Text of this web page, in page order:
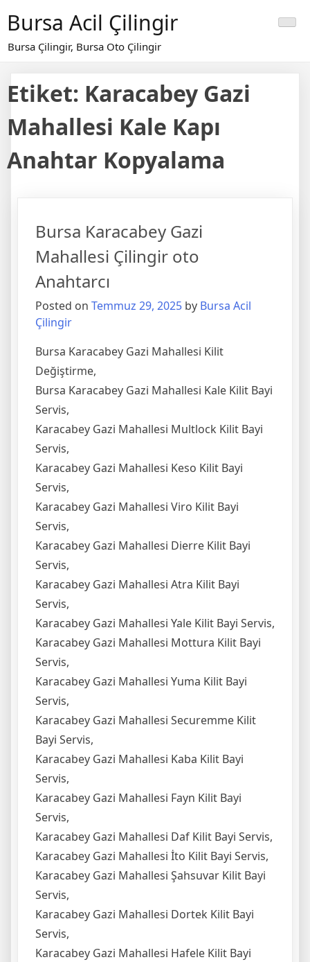
content
Bursa Acil Çilingir
Bursa Çilingir, Bursa Oto Çilingir
Etiket: Karacabey Gazi
Mahallesi Kale Kapı
Anahtar Kopyalama
Bursa Karacabey Gazi
Mahallesi Çilingir oto
Anahtarcı
Posted on Temmuz 29, 2025 by Bursa Acil
Çilingir
Bursa Karacabey Gazi Mahallesi Kilit
Değiştirme,
Bursa Karacabey Gazi Mahallesi Kale Kilit Bayi
Servis,
Karacabey Gazi Mahallesi Multlock Kilit Bayi
Servis,
Karacabey Gazi Mahallesi Keso Kilit Bayi
Servis,
Karacabey Gazi Mahallesi Viro Kilit Bayi
Servis,
Karacabey Gazi Mahallesi Dierre Kilit Bayi
Servis,
Karacabey Gazi Mahallesi Atra Kilit Bayi
Servis,
Karacabey Gazi Mahallesi Yale Kilit Bayi Servis,
Karacabey Gazi Mahallesi Mottura Kilit Bayi
Servis,
Karacabey Gazi Mahallesi Yuma Kilit Bayi
Servis,
Karacabey Gazi Mahallesi Securemme Kilit
Bayi Servis,
Karacabey Gazi Mahallesi Kaba Kilit Bayi
Servis,
Karacabey Gazi Mahallesi Fayn Kilit Bayi
Servis,
Karacabey Gazi Mahallesi Daf Kilit Bayi Servis,
Karacabey Gazi Mahallesi İto Kilit Bayi Servis,
Karacabey Gazi Mahallesi Şahsuvar Kilit Bayi
Servis,
Karacabey Gazi Mahallesi Dortek Kilit Bayi
Servis,
Karacabey Gazi Mahallesi Hafele Kilit Bayi